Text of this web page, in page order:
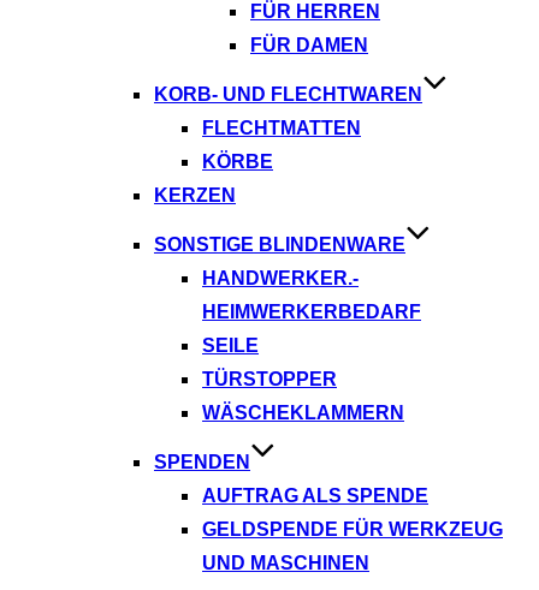
FÜR HERREN
FÜR DAMEN
KORB- UND FLECHTWAREN
FLECHTMATTEN
KÖRBE
KERZEN
SONSTIGE BLINDENWARE
HANDWERKER.-
HEIMWERKERBEDARF
SEILE
TÜRSTOPPER
WÄSCHEKLAMMERN
SPENDEN
AUFTRAG ALS SPENDE
GELDSPENDE FÜR WERKZEUG
UND MASCHINEN